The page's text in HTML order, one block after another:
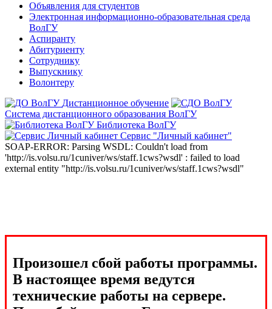
Объявления для студентов
Электронная информационно-образовательная среда
ВолГУ
Аспиранту
Абитуриенту
Сотруднику
Выпускнику
Волонтеру
Дистанционное обучение
Система дистанционного образования ВолГУ
Библиотека ВолГУ
Сервис "Личный кабинет"
SOAP-ERROR: Parsing WSDL: Couldn't load from
'http://is.volsu.ru/1cuniver/ws/staff.1cws?wsdl' : failed to load
external entity "http://is.volsu.ru/1cuniver/ws/staff.1cws?wsdl"
Произошел сбой работы программы.
В настоящее время ведутся
технические работы на сервере.